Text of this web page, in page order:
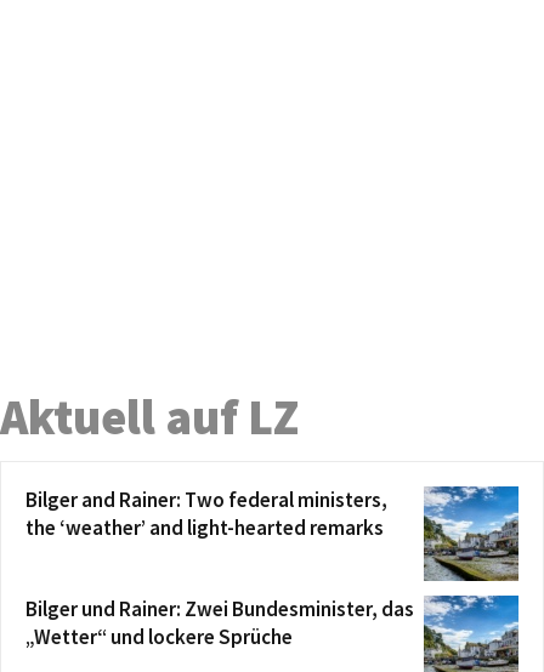
Aktuell auf LZ
Bilger and Rainer: Two federal ministers,
the ‘weather’ and light-hearted remarks
Bilger und Rainer: Zwei Bundesminister, das
„Wetter“ und lockere Sprüche